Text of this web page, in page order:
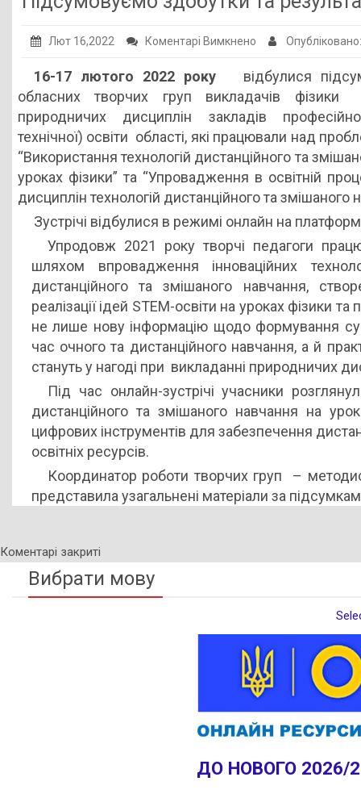
Публічна інформація
Заклади ПТО
Оголошення
НМЦ ПТО України
Лют 16,2022 Коментарі Вимкнено до
здобутки
та
результати
16-17 лютого 2022 року відбулися
обласних творчих груп викладачів фізики
природничих дисциплін закладів
технічної) освіти області, які працювали над
“Використання технологій дистанційного та
уроках фізики” та “Упровадження в освітній
дисциплін технологій дистанційного та змішаного
Зустрічі відбулися в режимі онлайн на
Упродовж 2021 року творчі педагоги
шляхом впровадження інноваційних
дистанційного та змішаного навчання,
реалізації ідей STEM-освіти на уроках фізики
не лише нову інформацію щодо формування
час очного та дистанційного навчання, а й
стануть у нагоді при викладанні природничих
Під час онлайн-зустрічі учасники
дистанційного та змішаного навчання на
цифрових інструментів для забезпечення
освітніх ресурсів.
Координатор роботи творчих груп –
представила узагальнені матеріали за
Коментарі закриті
Вибрати мову
ДО НОВОГО 2026/